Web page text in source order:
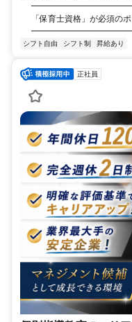
「保育士資格」が必須の
シフト自由 シフト制 昇給あり
正社員